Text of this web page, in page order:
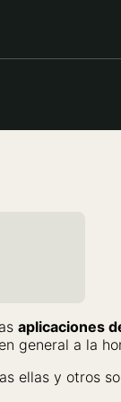
aplicaciones
general a la
ellas y otros